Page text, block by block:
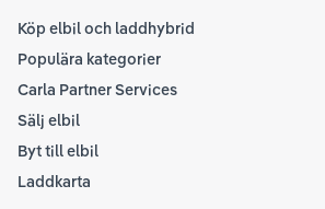
Köp elbil och laddhybrid
Populära kategorier
Carla Partner Services
Sälj elbil
Byt till elbil
Laddkarta